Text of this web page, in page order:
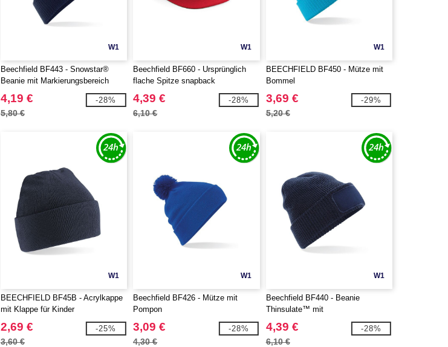
W1
Beechfield BF443 - Snowstar®
Beanie mit Markierungsbereich
4,19 €
5,80 €
-28%
W1
Beechfield BF660 - Ursprünglich
flache Spitze snapback
4,39 €
6,10 €
-28%
W1
BEECHFIELD BF450 - Mütze mit
Bommel
3,69 €
5,20 €
-29%
W1
BEECHFIELD BF45B - Acrylkappe
mit Klappe für Kinder
2,69 €
3,60 €
-25%
W1
Beechfield BF426 - Mütze mit
Pompon
3,09 €
4,30 €
-28%
W1
Beechfield BF440 - Beanie
Thinsulate™ mit
Markierungsbereich
4,39 €
6,10 €
-28%